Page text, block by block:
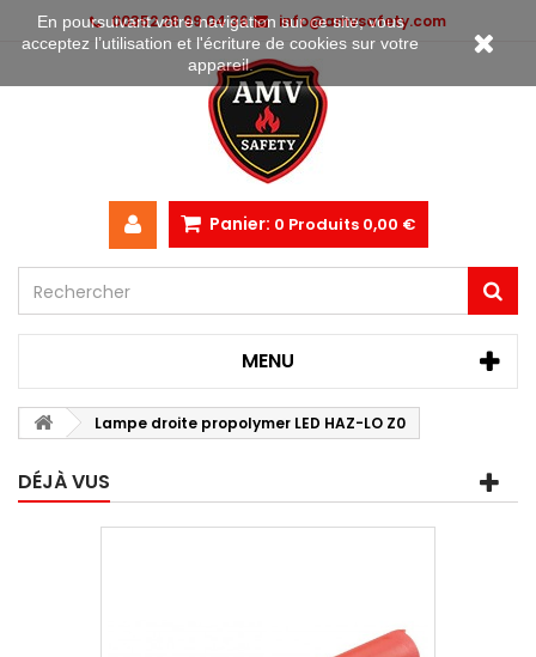
00352 28 99 04 36 info@amvsafety.com
Panier: 0 Produits 0,00 €
MENU
Lampe droite propolymer LED HAZ-LO Z0
DÉJÀ VUS
En poursuivant votre navigation sur ce site, vous
acceptez l’utilisation et l'écriture de cookies sur votre
appareil.